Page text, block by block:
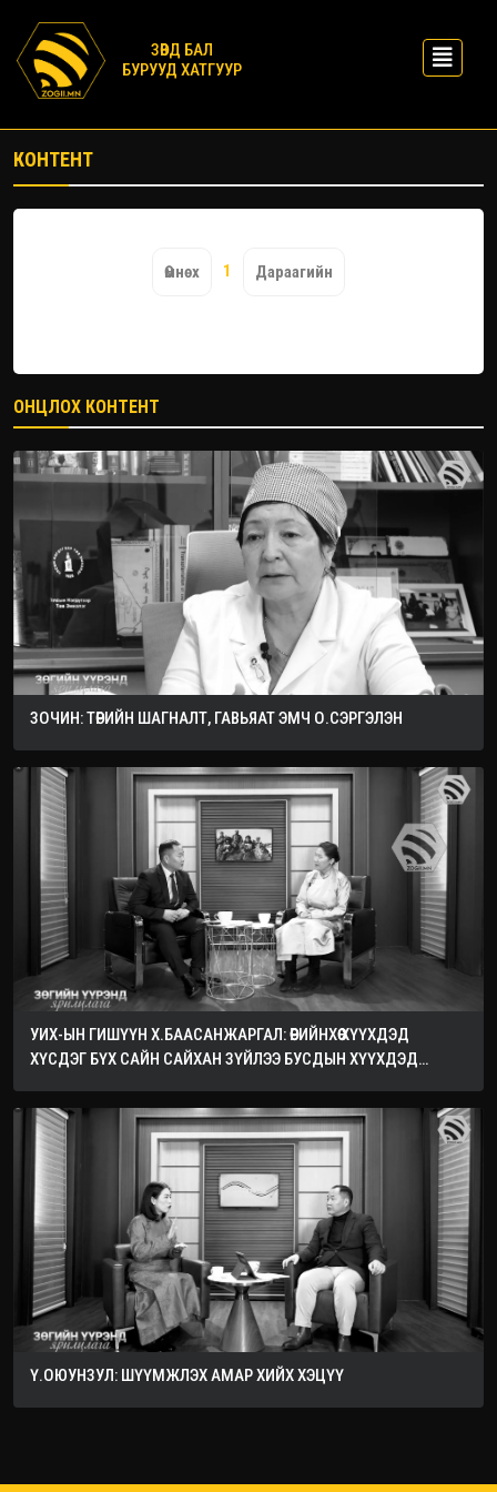
ЗӨВД БАЛ
БУРУУД ХАТГУУР
КОНТЕНТ
Өмнөх 1 Дараагийн
ОНЦЛОХ КОНТЕНТ
ЗОЧИН: ТӨРИЙН ШАГНАЛТ, ГАВЬЯАТ ЭМЧ О.СЭРГЭЛЭН
УИХ-ЫН ГИШҮҮН Х.БААСАНЖАРГАЛ: ӨӨРИЙНХӨӨ ХҮҮХДЭД
ХҮСДЭГ БҮХ САЙН САЙХАН ЗҮЙЛЭЭ БУСДЫН ХҮҮХДЭД
Ү.ОЮУНЗУЛ: ШҮҮМЖЛЭХ АМАР ХИЙХ ХЭЦҮҮ